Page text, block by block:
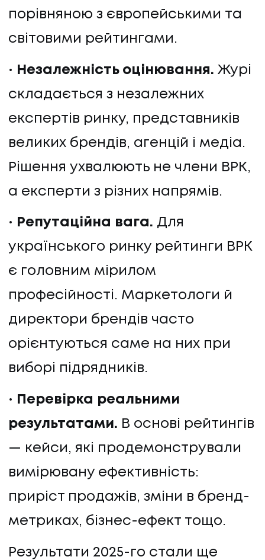
порівняною з європейськими та
світовими рейтингами.
Незалежність оцінювання. Журі
складається з незалежних
експертів ринку, представників
великих брендів, агенцій і медіа.
Рішення ухвалюють не члени ВРК,
а експерти з різних напрямів.
Репутаційна вага. Для
українського ринку рейтинги ВРК
є головним мірилом
професійності. Маркетологи й
директори брендів часто
орієнтуються саме на них при
виборі підрядників.
Перевірка реальними
результатами. В основі рейтингів
— кейси, які продемонстрували
вимірювану ефективність:
приріст продажів, зміни в бренд-
метриках, бізнес-ефект тощо.
Результати 2025-го стали ще